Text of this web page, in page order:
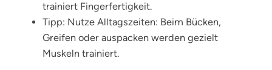
trainiert Fingerfertigkeit.
Tipp: Nutze Alltagszeiten: Beim Bücken,
Greifen oder auspacken werden gezielt
Muskeln trainiert.